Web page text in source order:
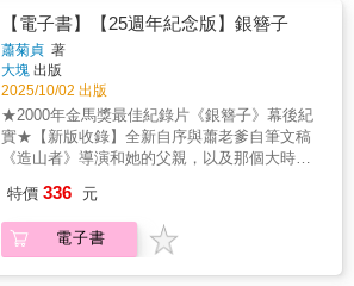
巴也是鋼絲懸吊操作；實體特效團隊使用各種
方法藉著煙火與爆炸，還有人造煙霧來模擬毀
壞；雕塑師與模型團隊負責設計與手工製造怪
獸裝，經常用黏土做原型，隨著時間逐步進化
改良他們的方法與材料；背景畫家負責繪製壯
觀的天空、山脈（包括富士山）、雲層甚至外
太空以製造模型布景後面的景深與真實感，還
之神」聞名；「一直畫射線的男人」飯塚定雄
用添加閃光與溶解動畫火焰，創造出怪獸史上
最有衝擊力的時刻之一。不朽的主題曲作曲家
之一做的。大致上，我們的的技術是被貧窮逼
出來的。」——圓谷英二，特效導演 音樂、雕
塑、鋼絲、畫雲、畫射線、穿怪獸裝……讓想
像裡的哥吉拉，在銀幕上活起來 哥吉拉的破壞
與戰鬥始於劇本頁面上的文字，但讓它在銀幕
上活起來要經過一個漫長流程，第一步就是製
作設計，製作電影時一個重要但經常被低估的
計指出模型布景的格局，而分鏡表以圖畫代表
有：石膏工房負責製造建築物讓怪獸們踩扁或
砸爛，還有崩毀的道路、岩石群地質構造；鋼
絲組又稱操作團隊，不只操作拉頓、王者基多
台。當舊世界秩序瓦解，新世界還在重塑中，
身處創意最前線的朱浩偉向讀者展示，不想被
時代淹沒的唯一方法，就是主動引領時
代。 《觀景窗》不只是描繪個人生平的自
傳，也是詳述少數族裔運動的記錄；既是朱浩
偉從「渴望被看見」到「真正看見自己」的旅
程，也是每個人尋找自我的縮影。 ◆自我
誰」以及「如何被看見」。 ◆科技與藝術
的融合：矽谷科技背景讓他能以新思維形塑電
影。 ◆代表性與文化影響：《瘋狂亞洲富
識，展開逾20年的緊密合作。兩人曾以3000美
元低成本，在紐約完成獨立電影《外賣》
（Take out），引發美國影壇注目，並被世界
最有品味片商「CC標準收藏」（The Criterion
Collection）選入收藏並發片。 往後共同製作如
2015年以iPhone拍攝的電影《夜晚還年輕》
（Tangerine）、2017年入選坎城影展「導演雙
週」競賽單元的《歡迎光臨奇幻城堡》（The
Florida Project）等作品，皆受國際肯定。 Ⓞ醞
孩》靈感源自鄒時擎的成長經驗，從小被糾正
成右撇子以及生為女兒，身作女人所受到的傳
統壓抑。其實早在2001年，鄒時擎就與西恩．
美好中產階級生活的寫照，更是藝術家對個人
生命與集體意識的沉思。 本書以扎實的研
究與豐富素材，回望小津的生平、性格與創作
歷程，並從文學、戰爭、人性等多重面向，剖
析其電影語言與思想脈絡。書中深入探討：
・小津與大正時期小說家的連結、對私小說式
風格的吸納 ・如何將站上中國戰線的經
歷，轉化為作品中更深層的精神痛苦與美學意
識 ・他對演員的獨特指導與對鏡頭的哲學
性思考 ・「泥中之蓮」式的藝術美學：不
迴避汙濁，卻在其中尋找潔淨之光 「能恆久不
變的事物，才能永保新意。」——小津安二郎
導演、陳雨航 / 作家、傅天余 / 導演、詹正德 /
資深影評人、聞天祥 / 資深影評人——聯合推
薦 從出道作《懺悔之刃》，到知名的紀子
三部曲——《晚春》、《東京物語》、《秋刀
魚之味》，橫跨戰前、戰時與戰後體悟，小津
安二郎歷經四十年的創作歲月，留下了五十四
部風格獨具的作品。他堅持「藝術要聽從自己
的聲音」，在動盪的年代裡，以異常緩慢的步
調，同時講究構圖、視線、仰角鏡頭與空鏡頭
然而，在那看似平靜的家庭場景中，卻潛
藏著對死亡的凝視、對變動時代的憂傷與對人
性幽微的執著追問。他筆下的家庭劇，不只是
【電子書】【25週年紀念版】銀簪子
蕭菊貞 著
大塊 出版
2025/10/02 出版
★2000年金馬獎最佳紀錄片《銀簪子》幕後紀
實★【新版收錄】全新自序與蕭老爹自筆文稿
《造山者》導演和她的父親，以及那個大時代
博文、聞天祥、駱以軍、鴻鴻、王師《銀簪
子》是第一代過海來台老兵們的故事他們在台
灣落地生根，台灣的多元與族群共生，不應該
特價 336 元
電子書